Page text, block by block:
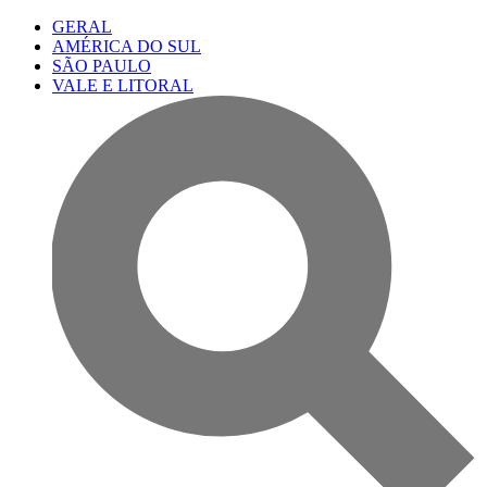
GERAL
AMÉRICA DO SUL
SÃO PAULO
VALE E LITORAL